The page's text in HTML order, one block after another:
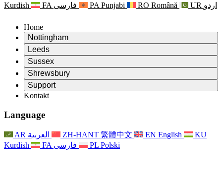
Kurdish
FA فارسی PA Punjabi RO Română UR اردو
Home
Nottingham
Review
Przewodniczący Przeglądu
Niezależny zespół recenzentów
Zakres uprawnień
Raport końcowy z niezależnego przeglądu
Często zadawane pytania
Proces przekazywania informacji zwrotnych przez rodzinę
Biuletyny informacyjne
Opt Out
Leeds
Review
Przewodniczący Przeglądu
Niezależny zespół recenzentów
Zakres wymagań i obowiązków
Kontakt
Wsparcie psychologiczne dla rodzin
Aktualizacje dla rodzin
Zdarzenia
For Staff
Wsparcie dla personelu
Sussex
Review
Przewodniczący Przeglądu
Niezależny zespół recenzentów
Zakres uprawnień
For Families
Aktualizacje dla rodzin
Zdarzenia
Shrewsbury
Review
Zakres zadań w zakresie oceny macierzyństwa
Raport końcowy z niezależnego przeglądu
Pierwszy raport z niezależnego przeglądu
For Families
Aktualizacje
Support
Leeds
Nottingham
Rodzinna Służba Wsparcia Psychologicznego
Wsparcie w sytuacjach kryzysowych związanych ze
zdrowiem psychicznym
Usługi regionalne Nottingham
Kontakt
Language
AR العربية ZH-HANT 繁體中文 EN English
KU
Kurdish
FA فارسی PL Polski